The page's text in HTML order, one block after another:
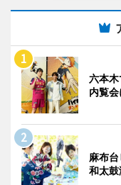
六本
内覧
麻布
和太鼓